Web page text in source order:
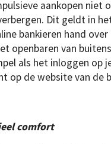
aankopen niet
Dit geldt in
bankieren hand over
openbaren van
als het inloggen op
op de website van de
comfort